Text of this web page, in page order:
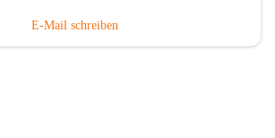
E-Mail schreiben